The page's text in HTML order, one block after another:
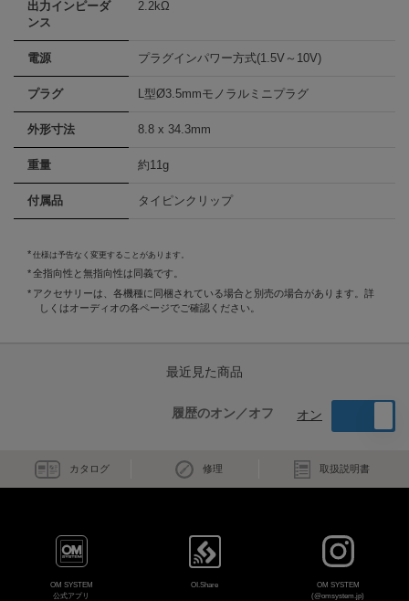
出力インピーダ
ンス
2.2kΩ
電源 プラグインパワー方式(1.5V～10V)
プラグ L型Ø3.5mmモノラルミニプラグ
外形寸法 8.8 x 34.3mm
重量 約11g
付属品 タイピンクリップ
仕様は予告なく変更することがあります。
全指向性と無指向性は同義です。
アクセサリーは、各機種に同梱されている場合と別売の場合があります。詳
しくはオーディオの各ページでご確認ください。
最近見た商品
履歴のオン／オフ オン
カタログ 修理 取扱説明書
OM SYSTEM
公式アプリ
OI.Share
OM SYSTEM
(@omsystem.jp)